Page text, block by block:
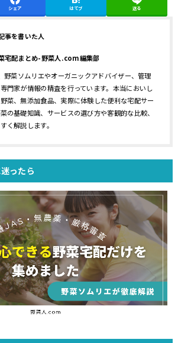
シェア はてブ 送る
宅配まとめ-野菜人.com編集部
菜ソムリエやオーガニックアドバイザー、管理
門家が情報の精査を行っています。本当においし
菜、無添加食品、実際に体験した便利な宅配サー
の基礎知識、サービスの選び方や客観的な比較、
く解説します。
ったら